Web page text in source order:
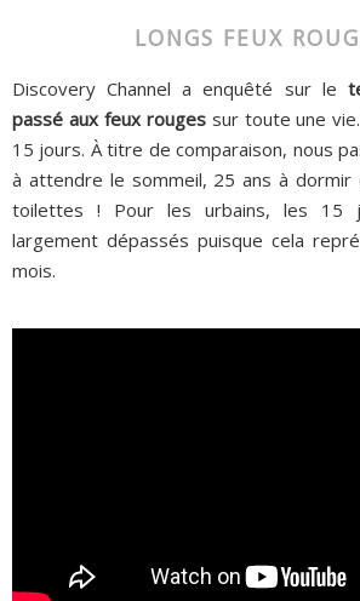
LONGS FEUX
Discovery Channel a enquêté sur le
passé aux feux rougessur toute une
15 jours. À titre de comparaison, nous
à attendre le sommeil, 25 ans à
toilettes ! Pour les urbains, les 15
largement dépassés puisque cela
mois.